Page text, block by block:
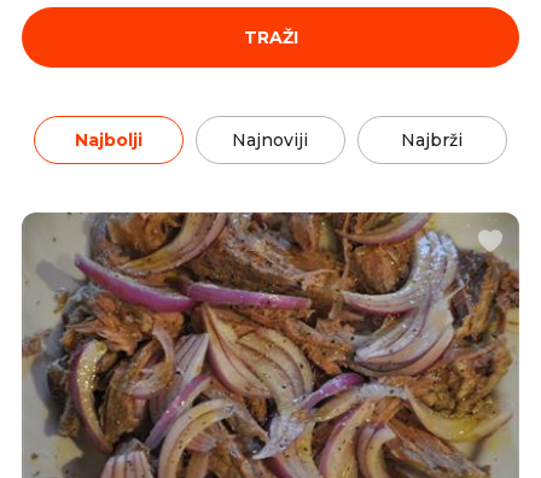
TRAŽI
Najbolji Najnoviji Najbrži